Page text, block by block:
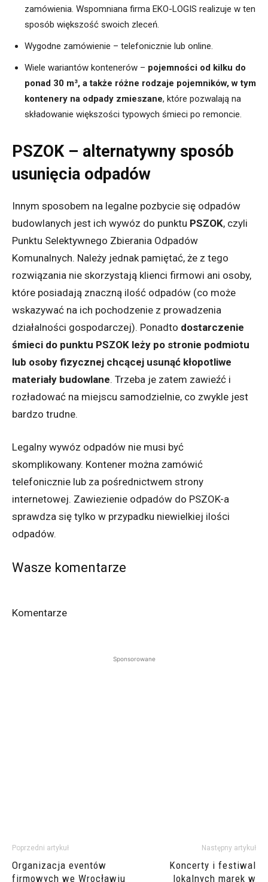
zamówienia. Wspomniana firma EKO-LOGIS realizuje w ten
sposób większość swoich zleceń.
Wygodne zamówienie – telefonicznie lub online.
Wiele wariantów kontenerów – pojemności od kilku do
ponad 30 m³, a także różne rodzaje pojemników, w tym
kontenery na odpady zmieszane, które pozwalają na
składowanie większości typowych śmieci po remoncie.
PSZOK – alternatywny sposób
usunięcia odpadów
Innym sposobem na legalne pozbycie się odpadów
budowlanych jest ich wywóz do punktu PSZOK, czyli
Punktu Selektywnego Zbierania Odpadów
Komunalnych. Należy jednak pamiętać, że z tego
rozwiązania nie skorzystają klienci firmowi ani osoby,
które posiadają znaczną ilość odpadów (co może
wskazywać na ich pochodzenie z prowadzenia
działalności gospodarczej). Ponadto dostarczenie
śmieci do punktu PSZOK leży po stronie podmiotu
lub osoby fizycznej chcącej usunąć kłopotliwe
materiały budowlane. Trzeba je zatem zawieźć i
rozładować na miejscu samodzielnie, co zwykle jest
bardzo trudne.
Legalny wywóz odpadów nie musi być
skomplikowany. Kontener można zamówić
telefonicznie lub za pośrednictwem strony
internetowej. Zawiezienie odpadów do PSZOK-a
sprawdza się tylko w przypadku niewielkiej ilości
odpadów.
Wasze komentarze
Komentarze
Sponsorowane
Poprzedni artykuł
Organizacja eventów
firmowych we Wrocławiu
Następny artykuł
Koncerty i festiwal
lokalnych marek w